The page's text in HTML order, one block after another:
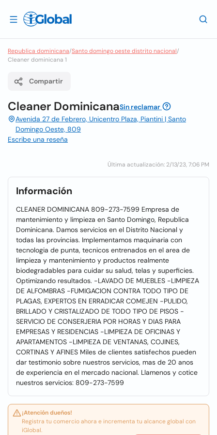
Republica dominicana/Santo domingo oeste distrito nacional/
Cleaner dominicana 1
Compartir
Cleaner DominicanaSin reclamar
Avenida 27 de Febrero, Unicentro Plaza, Piantini | Santo
Domingo Oeste, 809
Escribe una reseña
Última actualización: 2/13/23, 7:06 PM
Información
CLEANER DOMINICANA 809-273-7599 Empresa de
mantenimiento y limpieza en Santo Domingo, Republica
Dominicana. Damos servicios en el Distrito Nacional y
todas las provincias. Implementamos maquinaria con
tecnologia de punta, tecnicos entrenados en el area de
limpieza y mantenimiento y productos realmente
biodegradables para cuidar su salud, telas y superficies.
Optimizando resultados. -LAVADO DE MUEBLES -LIMPIEZA
DE ALFOMBRAS -FUMIGACION CONTRA TODO TIPO DE
PLAGAS, EXPERTOS EN ERRADICAR COMEJEN -PULIDO,
BRILLADO Y CRISTALIZADO DE TODO TIPO DE PISOS -
SERVICIO DE CONSERJERIA POR HORAS Y DIAS PARA
EMPRESAS Y RESIDENCIAS -LIMPIEZA DE OFICINAS Y
APARTAMENTOS -LIMPIEZA DE VENTANAS, COJINES,
CORTINAS Y AFINES Miles de clientes satisfechos pueden
dar testimonio sobre nuestros servicios, mas de 20 anos
de experiencia en el mercado nacional. Llamenos y cotice
nuestros servicios: 809-273-7599
¡Atención dueños!
Registra tu comercio ahora e incrementa tu alcance global con
iGlobal.